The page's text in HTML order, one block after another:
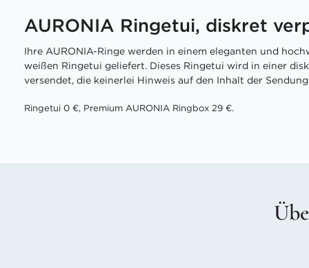
AURONIA Ringetui, diskret
Ihre AURONIA-Ringe werden in einem eleganten und
weißen Ringetui geliefert. Dieses Ringetui wird in einer
versendet, die keinerlei Hinweis auf den Inhalt der
Ringetui 0 €, Premium AURONIA Ringbox 29 €.